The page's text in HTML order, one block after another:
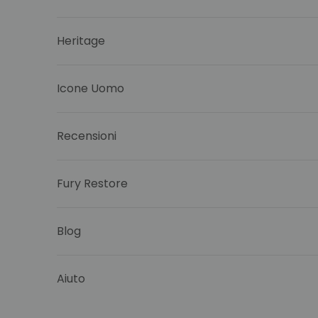
Heritage
Icone Uomo
Recensioni
Fury Restore
Blog
Aiuto